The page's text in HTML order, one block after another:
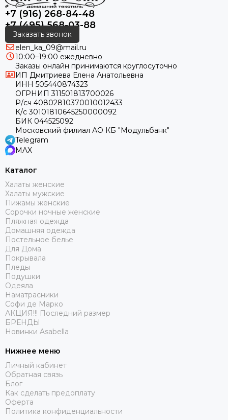
+7 (916) 268-84-48
+7 (495) 568-03-88
Заказать звонок
elen_ka_09@mail.ru
10:00–19:00 ежедневно
Заказы онлайн принимаются круглосуточно
ИП Дмитриева Елена Анатольевна
ИНН 505440874323
ОГРНИП 311501813700026
Р/сч 40802810370010012433
К/с 30101810645250000092
БИК 044525092
Московский филиал АО КБ "Модульбанк"
Telegram
MAX
Каталог
Халаты женские
Халаты мужские
Пижамы женские
Сорочки ночные женские
Пляжная одежда
Домашняя одежда
Постельное белье
Для Дома
Покрывала
Пледы
Подушки
Одеяла
Наматрасники
Софи де Марко
АКЦИЯ!!! Последний размер
БРЕНДЫ
Новинки Asabella
Нижнее меню
Личный кабинет
Обратная связь
Блог
Как сделать предоплату
Оферта
Политика конфиденциальности